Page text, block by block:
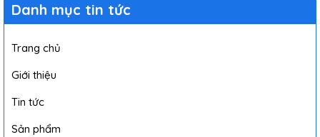
Danh mục tin tức
Trang chủ
Giới thiệu
Tin tức
Sản phẩm